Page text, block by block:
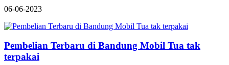
06-06-2023
Pembelian Terbaru di Bandung Mobil Tua tak
terpakai